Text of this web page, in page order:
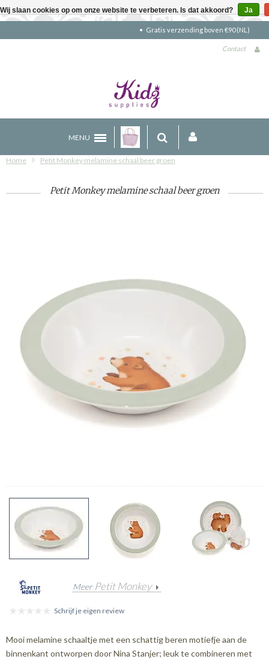
Gratis verzending boven €90 (NL)
Contact
MENU
Home Petit Monkey melamine schaal beer groen
Petit Monkey melamine schaal beer groen
Meer Petit Monkey
Schrijf je eigen review
Mooi melamine schaaltje met een schattig beren motiefje aan de
binnenkant ontworpen door Nina Stanjer; leuk te combineren met
Wij slaan cookies op om onze website te verbeteren. Is dat akkoord? Ja